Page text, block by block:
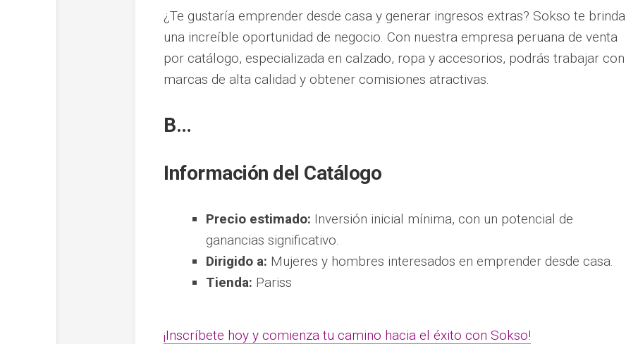
¿Te gustaría emprender desde casa y generar ingresos extras? Sokso te brinda
una increíble oportunidad de negocio. Con nuestra empresa peruana de venta
por catálogo, especializada en calzado, ropa y accesorios, podrás trabajar con
marcas de alta calidad y obtener comisiones atractivas.
B…
Información del Catálogo
Precio estimado: Inversión inicial mínima, con un potencial de
ganancias significativo.
Dirigido a: Mujeres y hombres interesados en emprender desde casa.
Tienda: Pariss
¡Inscríbete hoy y comienza tu camino hacia el éxito con Sokso!